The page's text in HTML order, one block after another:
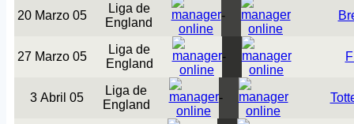
20 Marzo 05
Liga de
England
-
27 Marzo 05
Liga de
England
-
3 Abril 05
Liga de
England
-